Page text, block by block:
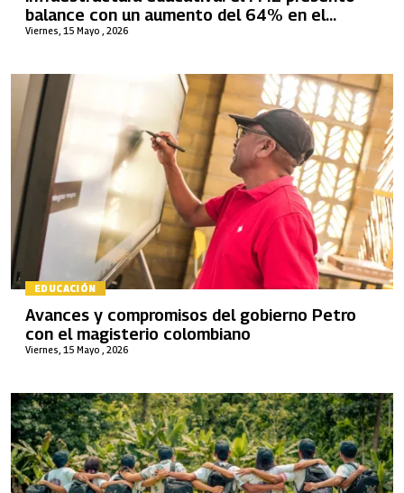
Viernes, 15 Mayo , 2026
balance con un aumento del 64% en el
gobierno del Cambio
EDUCACIÓN
Viernes, 15 Mayo , 2026
Avances y compromisos del gobierno Petro
con el magisterio colombiano